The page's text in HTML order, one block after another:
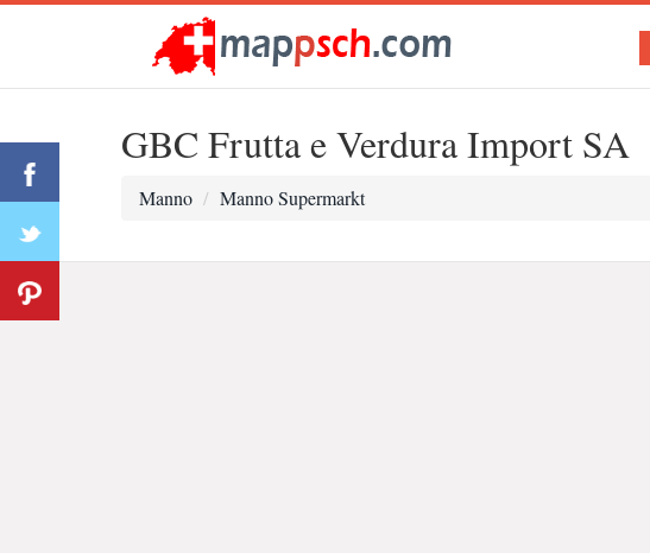
GBC Frutta e Verdura Import SA
Manno Manno Supermarkt